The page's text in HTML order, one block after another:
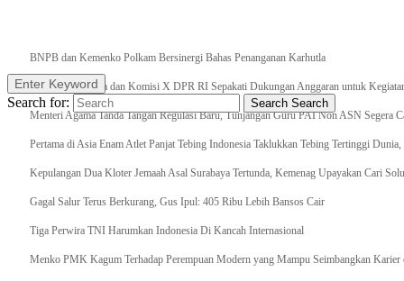
BNPB dan Kemenko Polkam Bersinergi Bahas Penanganan Karhutla
Raker Kemenpora dan Komisi X DPR RI Sepakati Dukungan Anggaran untuk
Menteri Agama Tanda Tangan Regulasi Baru, Tunjangan Guru PAI Non ASN Segera
Pertama di Asia Enam Atlet Panjat Tebing Indonesia Taklukkan Tebing Tertinggi
Kepulangan Dua Kloter Jemaah Asal Surabaya Tertunda, Kemenag Upayakan Cari
Gagal Salur Terus Berkurang, Gus Ipul: 405 Ribu Lebih Bansos Cair
Tiga Perwira TNI Harumkan Indonesia Di Kancah Internasional
Menko PMK Kagum Terhadap Perempuan Modern yang Mampu Seimbangkan Karier
Enter Keyword
Search for: Search Search